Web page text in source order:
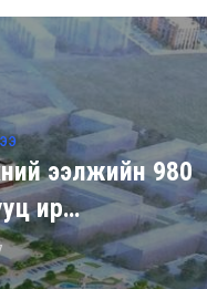
ээлжийн 980
ир…